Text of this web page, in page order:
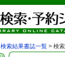
検索結果書誌一覧 > 検